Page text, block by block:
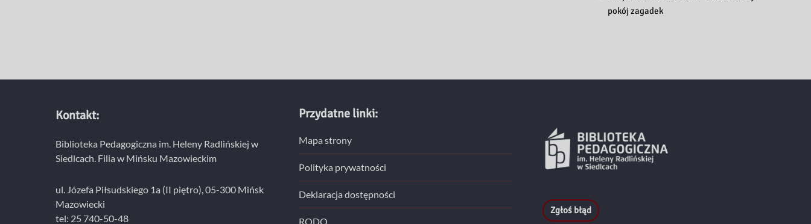
pokój zagadek
Kontakt:
Biblioteka Pedagogiczna im. Heleny Radlińskiej w
Siedlcach. Filia w Mińsku Mazowieckim
ul. Józefa Piłsudskiego 1a (II piętro), 05-300 Mińsk
Mazowiecki
tel: 25 740-50-48
Przydatne linki:
Mapa strony
Polityka prywatności
Deklaracja dostępności
RODO
Zgłoś błąd